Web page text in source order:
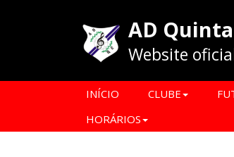
AD
Website
INÍCIO CLUBE
HORÁRIOS